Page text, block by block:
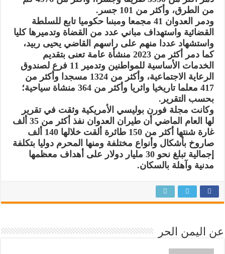
من الطرق، وأكثر من 101 جسر.
ودمر العدوان 41 مجمعا ومبنىا حكوميا تابع للسلطة
القضائية واستهداف مباني عدد من القضاة وتدميرها كليا
واستشهاد عددا منهم على راسهم القاضي يحيى ربيد،
كما دمر أكثر من 2023 منشأة عامة تعنى بتقديم
الخدمات الأساسية للمواطنين وتدمير 11 فرع لصندوق
الرعاية الاجتماعية، وأكثر من 1324 مسجدا وأكثر من
417 معلما تاريخيا واثريا وأكثر من 364 منشاة سياحية؛
بحسب التقرير.
وكانت مجلة فورن بوليسي الأمريكية وثقت في تقرير
لها العام الماضي أن طيران العدوان نفذ أكثر من 35 ألف
غارة شنتها أكثر من 150 طائرة ألقت خلالها 140 ألف
صاروخ بأشكال وأنواع مختلفة ومنها المحرم دوليا بتكلفة
إجمالية تبلغ نحو 30 مليار دولار على أهداف معظمها
مدنية وآهلة بالسكان.
عن اليمن الحر